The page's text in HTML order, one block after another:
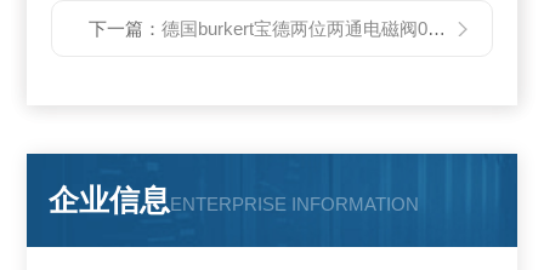
下一篇：德国burkert宝德两位两通电磁阀0290
企业信息ENTERPRISE INFORMATION